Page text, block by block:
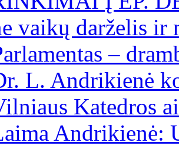
vaikų darželis ir
–
L. Andrikienė
Katedros
Andrikienė: